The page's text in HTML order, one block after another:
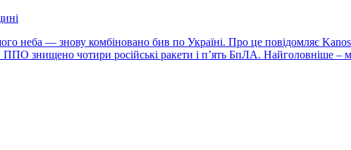
неба — знову комбіновано бив по Україні. Про це повідомляє
знищено чотири російські ракети і п’ять БпЛА. Найголовніше –